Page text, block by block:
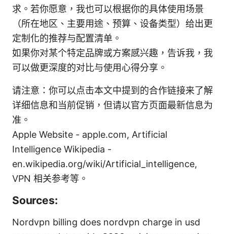
求。若你愿意，我也可以根据你的具体使用场景
（所在地区、主要用途、预算、设备类型）给出更
定制化的推荐与配置清单。
如果你对某个特定品牌或方案感兴趣，告诉我，我
可以做更深度的对比与使用心得分享。
请注意：你可以点击本文中提到的合作链接来了解
详细信息和当前促销，但请以官方页面最新信息为
准。
Apple Website - apple.com, Artificial
Intelligence Wikipedia -
en.wikipedia.org/wiki/Artificial_intelligence,
VPN 相关参考等。
Sources:
Nordvpn billing does nordvpn charge in usd